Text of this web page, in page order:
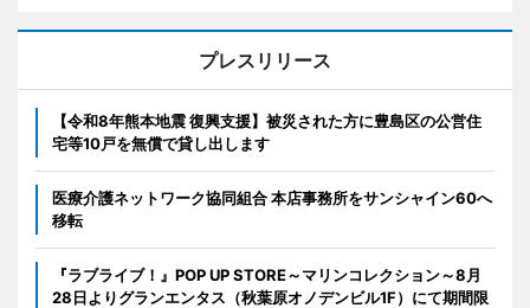
プレスリリース
【令和8年熊本地震 復興支援】被災された方に豊島区の公営住
宅等10戸を無償で貸し出します
医療介護ネットワーク協同組合 本店事務所をサンシャイン60へ
移転
『ラブライブ！』POP UP STORE～マリンコレクション～8月
28日よりグランエンタス（秋葉原オノデンビル1F）にて期間限